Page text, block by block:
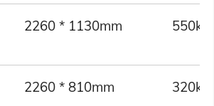
2260 * 1130mm 550kg
2260 * 810mm 320kg